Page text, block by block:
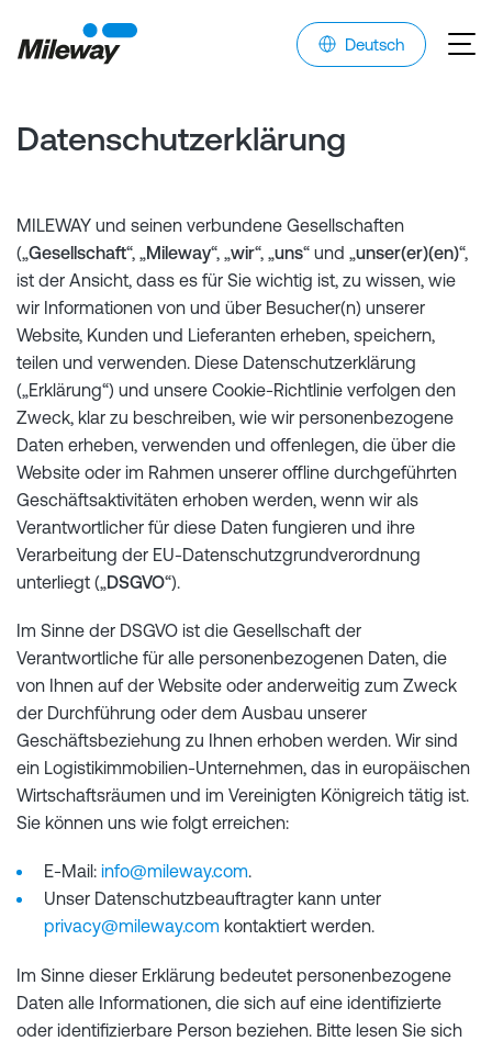
Deutsch
Datenschutzerklärung
MILEWAY und seinen verbundene Gesellschaften
(„Gesellschaft“, „Mileway“, „wir“, „uns“ und „unser(er)(en)“,
ist der Ansicht, dass es für Sie wichtig ist, zu wissen, wie
wir Informationen von und über Besucher(n) unserer
Website, Kunden und Lieferanten erheben, speichern,
teilen und verwenden. Diese Datenschutzerklärung
(„Erklärung“) und unsere Cookie-Richtlinie verfolgen den
Zweck, klar zu beschreiben, wie wir personenbezogene
Daten erheben, verwenden und offenlegen, die über die
Website oder im Rahmen unserer offline durchgeführten
Geschäftsaktivitäten erhoben werden, wenn wir als
Verantwortlicher für diese Daten fungieren und ihre
Verarbeitung der EU-Datenschutzgrundverordnung
unterliegt („DSGVO“).
Im Sinne der DSGVO ist die Gesellschaft der
Verantwortliche für alle personenbezogenen Daten, die
von Ihnen auf der Website oder anderweitig zum Zweck
der Durchführung oder dem Ausbau unserer
Geschäftsbeziehung zu Ihnen erhoben werden. Wir sind
ein Logistikimmobilien-Unternehmen, das in europäischen
Wirtschaftsräumen und im Vereinigten Königreich tätig ist.
Sie können uns wie folgt erreichen:
E-Mail: info@mileway.com.
Unser Datenschutzbeauftragter kann unter
privacy@mileway.com kontaktiert werden.
Im Sinne dieser Erklärung bedeutet personenbezogene
Daten alle Informationen, die sich auf eine identifizierte
oder identifizierbare Person beziehen. Bitte lesen Sie sich